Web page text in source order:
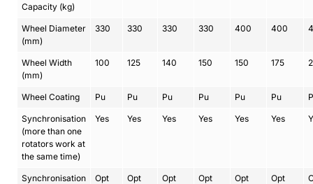
Capacity (kg)
Wheel Diameter
(mm)
330 330 330 330 400 400
Wheel Width
(mm)
100 125 140 150 150 175
Wheel Coating Pu Pu Pu Pu Pu Pu
Synchronisation
(more than one
rotators work at
the same time)
Yes Yes Yes Yes Yes Yes
Synchronisation
Opt Opt Opt Opt Opt Opt